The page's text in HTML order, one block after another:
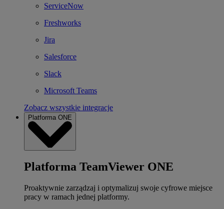
ServiceNow
Freshworks
Jira
Salesforce
Slack
Microsoft Teams
Zobacz wszystkie integracje
Platforma ONE
Platforma TeamViewer ONE
Proaktywnie zarządzaj i optymalizuj swoje cyfrowe miejsce
pracy w ramach jednej platformy.